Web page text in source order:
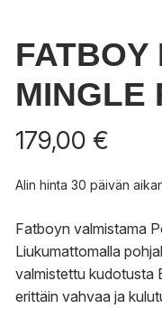
FATBOY
MINGLE
179,00 €
Alin hinta 30 päivän
Fatboyn valmistama
Liukumattomalla
valmistettu kudotusta
erittäin vahvaa ja